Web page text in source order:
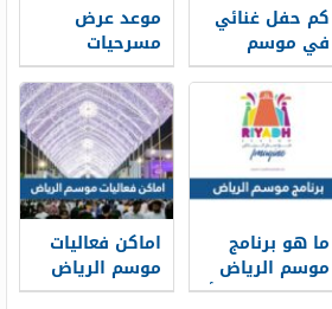
كم حفل غنائي
في موسم
الرياض 2021
موعد عرض
مسرحيات
موسم الرياض
2021
ما هو برنامج
موسم الرياض
2021 ومتى يبدأ
اماكن فعاليات
موسم الرياض
2021